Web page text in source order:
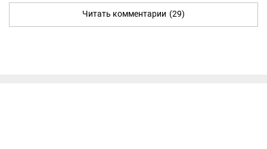
Читать комментарии (29)